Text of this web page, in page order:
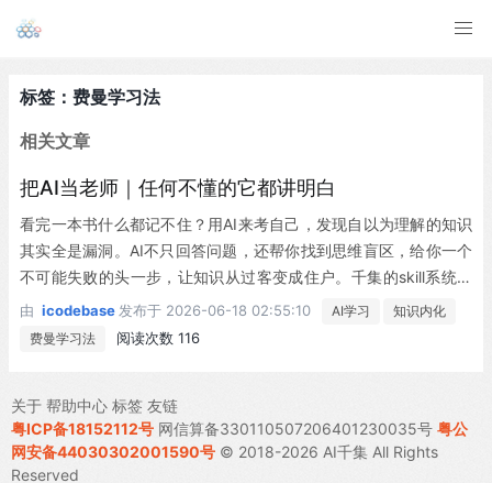
标签：费曼学习法
相关文章
把AI当老师｜任何不懂的它都讲明白
看完一本书什么都记不住？用AI来考自己，发现自以为理解的知识
其实全是漏洞。AI不只回答问题，还帮你找到思维盲区，给你一个
不可能失败的头一步，让知识从过客变成住户。千集的skill系统也
是这个逻辑，边写边学，不是替你做而是带你做。
由 icodebase 发布于 2026-06-18 02:55:10 AI学习
知识内化
费曼学习法
阅读次数 116
关于 帮助中心 标签 友链
粤ICP备18152112号 网信算备330110507206401230035号 粤公
网安备44030302001590号 © 2018-2026 AI千集 All Rights
Reserved